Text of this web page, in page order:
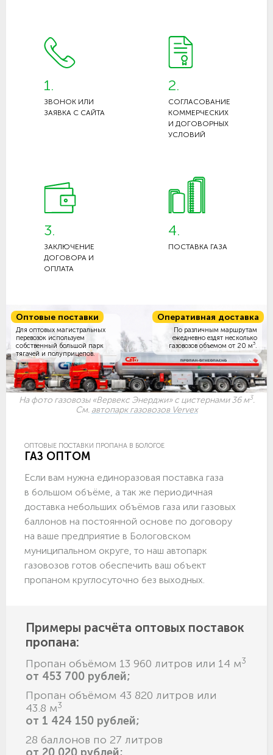
1.
ЗВОНОК ИЛИ
ЗАЯВКА С САЙТА
2.
СОГЛАСОВАНИЕ
КОММЕРЧЕСКИХ
И ДОГОВОРНЫХ
УСЛОВИЙ
3.
ЗАКЛЮЧЕНИЕ
ДОГОВОРА И
ОПЛАТА
4.
ПОСТАВКА ГАЗА
Оптовые поставки
Для оптовых магистральных
перевозок используем
собственный большой парк
тягачей и полуприцепов.
Оперативная доставка
По различным маршрутам
ежедневно ездят несколько
газовозов объемом от 20 м3
На фото газовозы «Вервекс Энерджи» с цистернами 36 м3.
См. автопарк газовозов Vervex
ОПТОВЫЕ ПОСТАВКИ ПРОПАНА В БОЛОГОЕ
ГАЗ ОПТОМ
Если вам нужна единоразовая поставка газа
в большом объёме, а так же периодичная
доставка небольших объёмов газа или газовых
баллонов на постоянной основе по договору
на ваше предприятие в Бологовском
муниципальном округе, то наш автопарк
газовозов готов обеспечить ваш объект
пропаном круглосуточно без выходных.
Примеры расчёта оптовых поставок
пропана:
Пропан объёмом 13 960 литров или 14 м3
от 453 700 рублей;
Пропан объёмом 43 820 литров или
43.8 м3
от 1 424 150 рублей;
28 баллонов по 27 литров